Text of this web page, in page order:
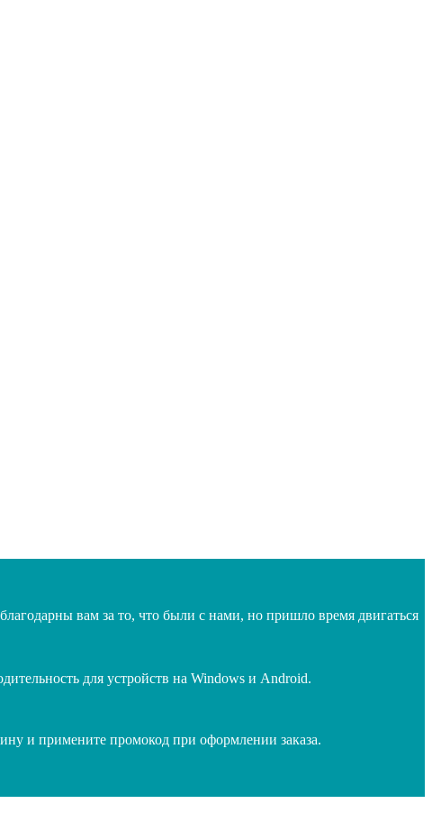
вам за то, что были с нами, но пришло время двигаться
для устройств на Windows и Android.
и примените промокод при оформлении заказа.